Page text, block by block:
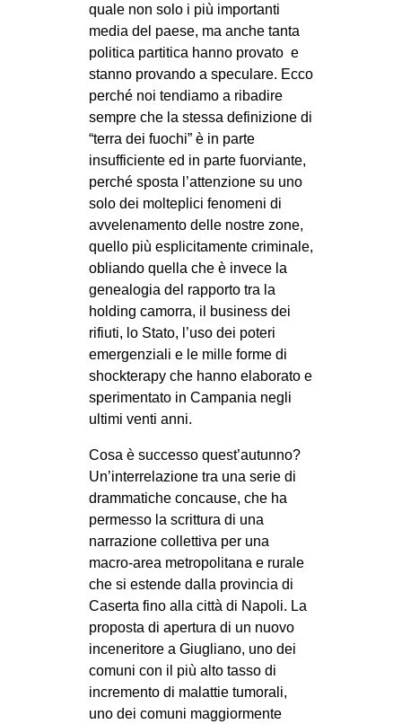
quale non solo i più importanti
media del paese, ma anche tanta
politica partitica hanno provato e
stanno provando a speculare. Ecco
perché noi tendiamo a ribadire
sempre che la stessa definizione di
“terra dei fuochi” è in parte
insufficiente ed in parte fuorviante,
perché sposta l’attenzione su uno
solo dei molteplici fenomeni di
avvelenamento delle nostre zone,
quello più esplicitamente criminale,
obliando quella che è invece la
genealogia del rapporto tra la
holding camorra, il business dei
rifiuti, lo Stato, l’uso dei poteri
emergenziali e le mille forme di
shockterapy che hanno elaborato e
sperimentato in Campania negli
ultimi venti anni.
Cosa è successo quest’autunno?
Un’interrelazione tra una serie di
drammatiche concause, che ha
permesso la scrittura di una
narrazione collettiva per una
macro-area metropolitana e rurale
che si estende dalla provincia di
Caserta fino alla città di Napoli. La
proposta di apertura di un nuovo
inceneritore a Giugliano, uno dei
comuni con il più alto tasso di
incremento di malattie tumorali,
uno dei comuni maggiormente